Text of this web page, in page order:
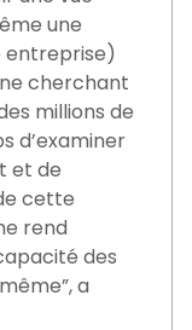
une
entreprise)
cherchant
millions de
d’examiner
et de
cette
rend
des
a